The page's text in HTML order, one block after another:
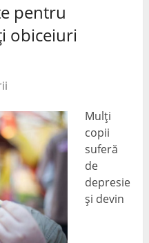
pentru
obiceiuri
Mulți
copii
suferă
de
depresie
și devin